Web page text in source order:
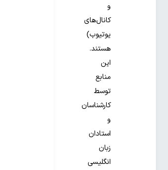
و
کانال‌های
یوتیوب)
هستند.
این
منابع
توسط
کارشناسان
و
استادان
زبان
انگلیسی